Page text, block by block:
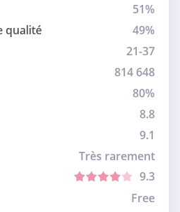
51%
qualité
49%
21-37
814 648
80%
8.8
9.1
Très rarement
9.3
Free